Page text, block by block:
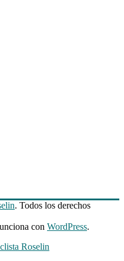
. Todos los derechos
con WordPress.
Roselin